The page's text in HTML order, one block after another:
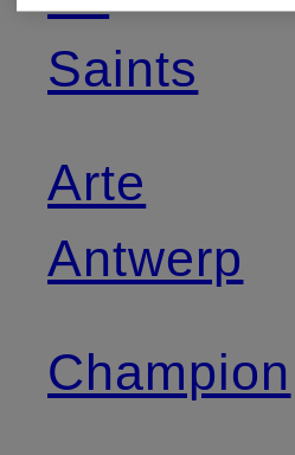
Saints
Arte
Antwerp
Champion